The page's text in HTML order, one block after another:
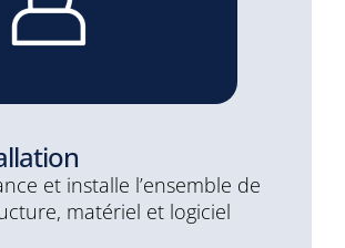
et installe l’ensemble de
matériel et logiciel